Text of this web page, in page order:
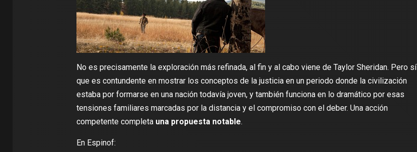
No es precisamente la exploración más refinada, al fin y al cabo viene de Taylor Sheridan. Pero sí
que es contundente en mostrar los conceptos de la justicia en un periodo donde la civilización
estaba por formarse en una nación todavía joven, y también funciona en lo dramático por esas
tensiones familiares marcadas por la distancia y el compromiso con el deber. Una acción
competente completa una propuesta notable.
En Espinof: